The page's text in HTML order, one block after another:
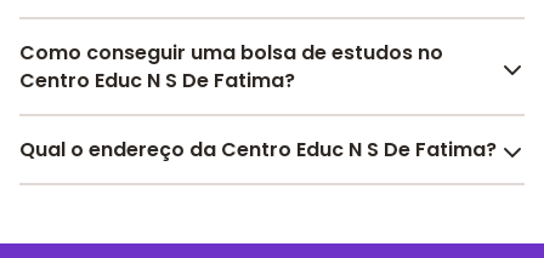
O Centro Educ N S De Fatima oferece toda a
estrutura necessária para o conforto e
Biblioteca, Quadra Esportiva Descoberta, Refeitório,
Laboratório de ciências, Sala de professores, Pátio
estruturas.
Como conseguir uma bolsa de estudos no
Centro Educ N S De Fatima?
Pesquise bolsas disponíveis no Melhor Escola e
Qual o endereço da Centro Educ N S De Fatima?
Teresópolis - RJ.